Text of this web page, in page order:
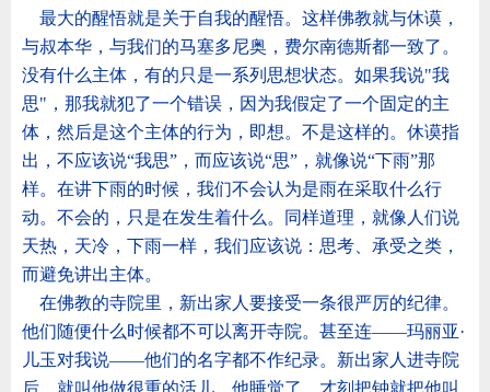
最大的醒悟就是关于自我的醒悟。这样佛教就与休谟，
与叔本华，与我们的马塞多尼奥，费尔南德斯都一致了。
没有什么主体，有的只是一系列思想状态。如果我说"我
思" ，那我就犯了一个错误，因为我假定了一个固定的主
体，然后是这个主体的行为，即想。不是这样的。休谟指
出，不应该说“我思” ，而应该说“思” ，就像说“下雨”那
样。在讲下雨的时候，我们不会认为是雨在采取什么行
动。不会的，只是在发生着什么。同样道理，就像人们说
天热，天冷，下雨一样，我们应该说：思考、承受之类，
而避免讲出主体。
在佛教的寺院里，新出家人要接受一条很严厉的纪律。
他们随便什么时候都不可以离开寺院。甚至连——玛丽亚·
儿玉对我说——他们的名字都不作纪录。新出家人进寺院
后，就叫他做很重的活儿。他睡觉了，才刻把钟就把他叫